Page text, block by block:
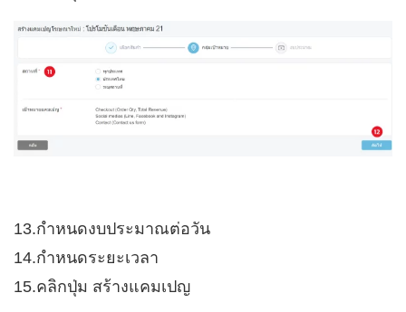
13.กำหนดงบประมาณต่อวัน
14.กำหนดระยะเวลา
15.คลิกปุ่ม สร้างแคมเปญ